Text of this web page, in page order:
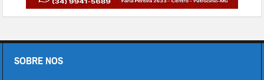
SOBRE NOS